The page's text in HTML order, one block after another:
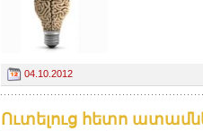
04.10.2012
Ուտելուց հետո